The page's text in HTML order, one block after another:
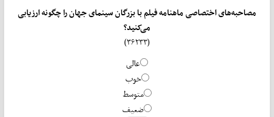
مصاحبه‌های اختصاصی ماهنامه فیلم با بزرگان سینمای جهان را چگونه ارزیابی
می‌کنید؟
عالی
خوب
متوسط
ضعیف